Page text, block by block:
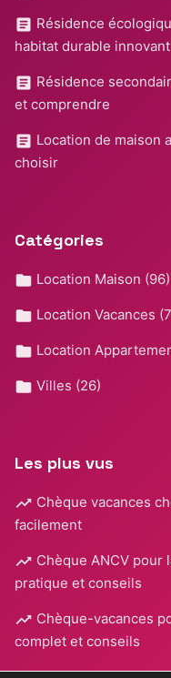
Résidence
habitat durable innovant
Résidence
et comprendre
Location de maison
choisir
Catégories
Location Maison (96)
Location Vacances
Location
Villes (26)
Les plus vus
Chèque vacances
facilement
Chèque ANCV pour
pratique et conseils
Chèque-vacances
complet et conseils